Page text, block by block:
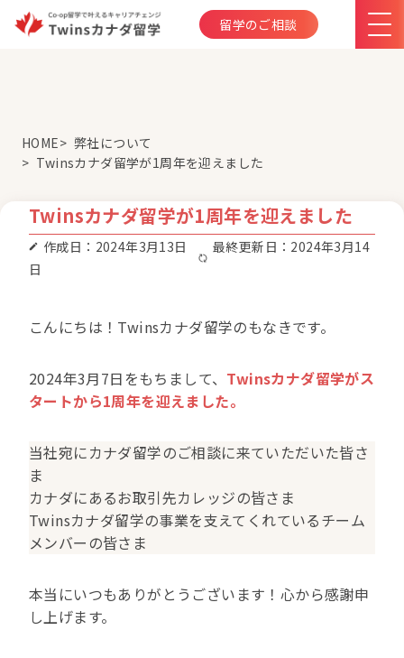
留学のご相談
HOME
弊社について
Twinsカナダ留学が1周年を迎えました
Twinsカナダ留学が1周年を迎えました
作成日：2024年3月13日
最終更新日：2024年3月14
日
こんにちは！Twinsカナダ留学のもなきです。
2024年3月7日をもちまして、 Twinsカナダ留学がス
タートから1周年を迎えました。
当社宛にカナダ留学のご相談に来ていただいた皆さ
ま
カナダにあるお取引先カレッジの皆さま
Twinsカナダ留学の事業を支えてくれているチーム
メンバーの皆さま
本当にいつもありがとうございます！心から感謝申
し上げます。